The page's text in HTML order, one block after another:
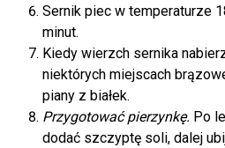
Sernik piec w temperaturze
minut.
Kiedy wierzch sernika
niektórych miejscach
piany z białek.
Przygotować pierzynkę. Po
dodać szczyptę soli, dalej